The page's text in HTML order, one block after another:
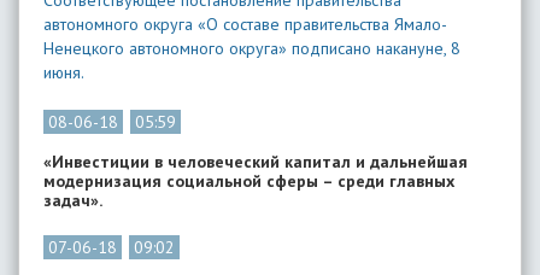
автономного округа «О составе правительства Ямало-
Ненецкого автономного округа» подписано накануне, 8
июня.
08-06-18
05:59
«Инвестиции в человеческий капитал и дальнейшая
модернизация социальной сферы – среди главных
задач».
07-06-18
09:02